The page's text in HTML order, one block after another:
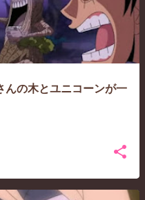
んの木とユニコーンが一